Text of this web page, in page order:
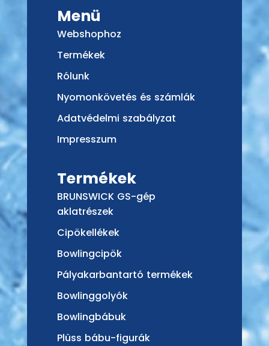
Menü
Webshophoz
Termékek
Rólunk
Nyomonkövetés és számlák
Adatvédelmi szabályzat
Impresszum
Termékek
BRUNSWICK GS-gép
aklatrészek
Cipökellékek
Bowlingcipök
Pályakarbantartó termékek
Bowlinggolyók
Bowlingbábuk
Plüss bábu-figurák